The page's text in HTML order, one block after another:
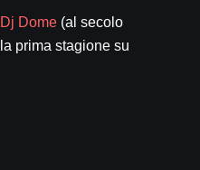
Dj Dome(al secolo
prima stagione su